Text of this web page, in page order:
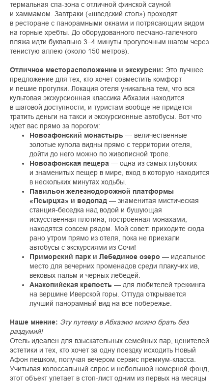
термальная спа-зона с отличной финской сауной
и хаммамом. Завтраки («шведский стол») проходят
в ресторане с панорамными окнами и потрясающим видом
на горные хребты. До оборудованного песчано-галечного
пляжа идти буквально 3−4 минуты прогулочным шагом через
тенистую аллею (около 150 метров).
Отличное месторасположение и экскурсии: Это лучшее
предложение для тех, кто хочет совместить комфорт
и пешие прогулки. Локация отеля уникальна тем, что вся
культовая экскурсионная классика Абхазии находится
в шаговой доступности, и туристам вообще не придется
тратить деньги на такси и экскурсионные автобусы. Вот что
ждет вас прямо за порогом:
Новоафонский монастырь — величественные
золотые купола видны прямо с территории отеля,
дойти до него можно по живописной тропе.
Новоафонская пещера — одна из самых глубоких
и знаменитых пещер в мире, вход в которую находится
в нескольких минутах ходьбы.
Павильон железнодорожной платформы
«Псырцха» и водопад — знаменитая мистическая
станция-беседка над водой и бушующая
искусственная плотина, построенная монахами,
находятся совсем рядом. Мой совет: приходите сюда
рано утром прямо из отеля, пока не приехали
автобусы с экскурсиями из Сочи!
Приморский парк и Лебединое озеро — идеальное
место для вечерних променадов среди плакучих ив,
вековых пальм и черных лебедей.
Анакопийская крепость — для любителей треккинга
на вершине Иверской горы. Оттуда открывается
лучший панорамный вид на все побережье.
Наше мнение: Эту путевку в Абхазию можно брать без
раздумий!
Отель идеален для взыскательных семейных пар, ценителей
эстетики и тех, кто хочет за одну поездку исходить Новый
Афон пешком, получая вечером сервис премиум-класса.
Учитывая колоссальный спрос и небольшой номерной фонд,
этот объект улетает в стоп-лист одним из первых на месяцы